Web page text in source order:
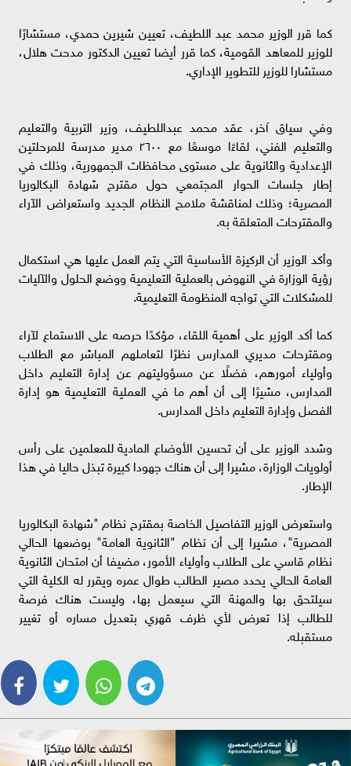
كما قرر الوزير محمد عبد اللطيف، تعيين شيرين حمدي، مستشارًا
للوزير للمعاهد القومية، كما قرر أيضا تعيين الدكتور مدحت هلال،
مستشارا للوزير للتطوير الإداري.
وفي سياق آخر، عقد محمد عبداللطيف، وزير التربية والتعليم
والتعليم الفني، لقاءًا موسعًا مع ٢٦٠٠ مدير مدرسة للمرحلتين
الإعدادية والثانوية على مستوى محافظات الجمهورية، وذلك في
إطار جلسات الحوار المجتمعي حول مقترح شهادة البكالوريا
المصرية؛ وذلك لمناقشة ملامح النظام الجديد واستعراض الآراء
والمقترحات المتعلقة به.
وأكد الوزير أن الركيزة الأساسية التي يتم العمل عليها هي استكمال
رؤية الوزارة في النهوض بالعملية التعليمية ووضع الحلول والآليات
للمشكلات التي تواجه المنظومة التعليمية.
كما أكد الوزير على أهمية اللقاء، مؤكدًا حرصه على الاستماع لآراء
ومقترحات مديري المدارس نظرًا لتعاملهم المباشر مع الطلاب
وأولياء أمورهم، فضلًا عن مسؤوليتهم عن إدارة التعليم داخل
المدارس، مشيرًا إلى أن أهم ما في العملية التعليمية هو إدارة
الفصل وإدارة التعليم داخل المدارس.
وشدد الوزير على أن تحسين الأوضاع المادية للمعلمين على رأس
أولويات الوزارة، مشيرا إلى أن هناك جهودا كبيرة تبذل حاليا في هذا
الإطار.
واستعرض الوزير التفاصيل الخاصة بمقترح نظام "شهادة البكالوريا
المصرية"، مشيرا إلى أن نظام "الثانوية العامة" بوضعها الحالي
نظام قاسي على الطلاب وأولياء الأمور، مضيفا أن امتحان الثانوية
العامة الحالي يحدد مصير الطالب طوال عمره ويقرر له الكلية التي
سيلتحق بها والمهنة التي سيعمل بها، وليست هناك فرصة
للطالب إذا تعرض لأي ظرف قهري بتعديل مساره أو تغيير
مستقبله.